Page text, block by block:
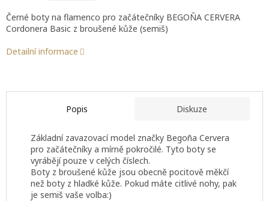
Černé boty na flamenco pro začátečníky BEGOÑA CERVERA
Cordonera Basic z broušené kůže (semiš)
Detailní informace
Popis Diskuze
Základní zavazovací model značky Begoña Cervera
pro začátečníky a mírně pokročilé. Tyto boty se
vyrábějí pouze v celých číslech.
Boty z broušené kůže jsou obecně pocitově měkčí
než boty z hladké kůže. Pokud máte citlivé nohy, pak
je semiš vaše volba:)